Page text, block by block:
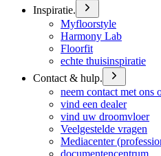
Inspiratie.
Myfloorstyle
Harmony Lab
Floorfit
echte thuisinspiratie
Contact & hulp.
neem contact met ons
vind een dealer
vind uw droomvloer
Veelgestelde vragen
Mediacenter
documentencentrum